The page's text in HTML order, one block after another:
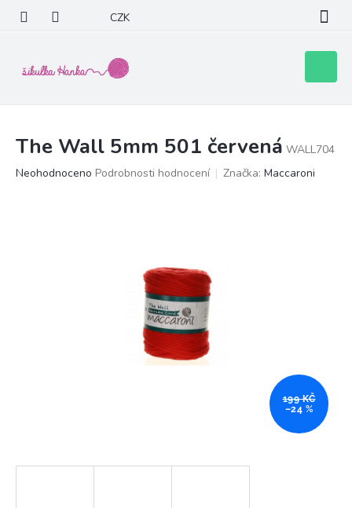
obsah
CZK
košík
The Wall 5mm 501 červená WALL704
Průměrné
Neohodnoceno Podrobnosti hodnocení Značka: Maccaroni
199 KČ
–24 %